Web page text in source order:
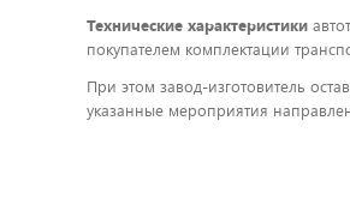
Технические характеристики
покупателем комплектации
При этом завод-изготовитель
указанные мероприятия